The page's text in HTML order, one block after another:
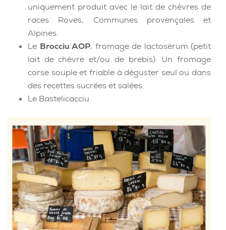
uniquement produit avec le lait de chèvres de
races Roves, Communes provençales et
Alpines.
Le Brocciu AOP, fromage de lactosérum (petit
lait de chèvre et/ou de brebis). Un fromage
corse souple et friable à déguster seul ou dans
des recettes sucrées et salées.
Le Bastelicacciu